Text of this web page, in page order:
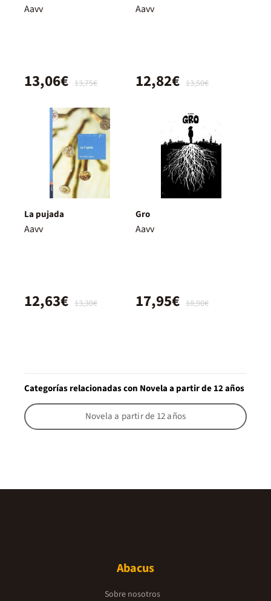
Aavv
13,75€
13,06€
Aavv
13,50€
12,82€
La pujada
Aavv
13,30€
12,63€
Gro
Aavv
18,90€
17,95€
Categorías relacionadas con Novela a partir de 12 años
Novela a partir de 12 años
Abacus
Sobre nosotros